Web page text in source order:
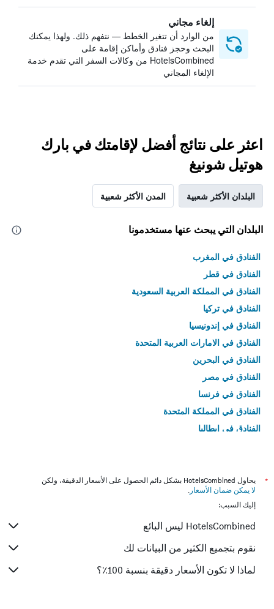
إلغاء مجاني
من الوارد أن تتغير الخطط — نتفهم ذلك. ولهذا يمكنك
البحث وحجز فنادق وأماكن إقامة على
HotelsCombined من وكالات السفر التي تقدم خدمة
الإلغاء المجاني
اعثر على نتائج أفضل لإقامتك في بارك
هوتيل شونيغ
البلدان الأكثر شعبية المدن الأكثر شعبية
البلدان التي يبحث عنها مستخدمونا
الفنادق في المغرب
الفنادق في قطر
الفنادق في المملكة العربية السعودية
الفنادق في تركيا
الفنادق في إندونيسيا
الفنادق في الامارات العربية المتحدة
الفنادق في البحرين
الفنادق في مصر
الفنادق في فرنسا
الفنادق في المملكة المتحدة
الفنادق في إيطاليا
*
يحاول HotelsCombined بشكل دائم الحصول على الأسعار الدقيقة، ولكن
لا يمكن ضمان الأسعار .
إليك السبب:
HotelsCombined ليس البائع
نقوم بتجميع الكثير من البيانات لك
لماذا لا تكون الأسعار دقيقة بنسبة 100٪؟